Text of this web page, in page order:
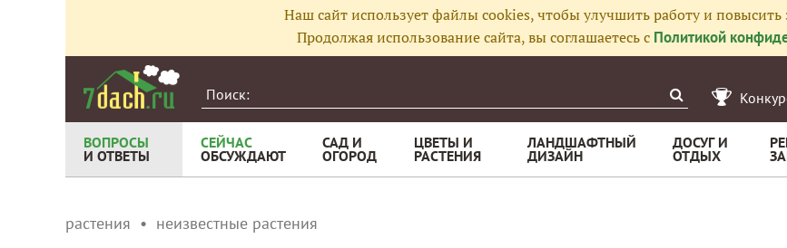
Наш сайт использует файлы cookies, чтобы улучшить работу и повысить
Продолжая использование сайта, вы соглашаетесь с Политикой
ВОПРОСЫ
И ОТВЕТЫ
СЕЙЧАС
ОБСУЖДАЮТ
САД И
ОГОРОД
ЦВЕТЫ И
РАСТЕНИЯ
ЛАНДШАФТНЫЙ
ДИЗАЙН
ДОСУГ И
ОТДЫХ
растения неизвестные растения